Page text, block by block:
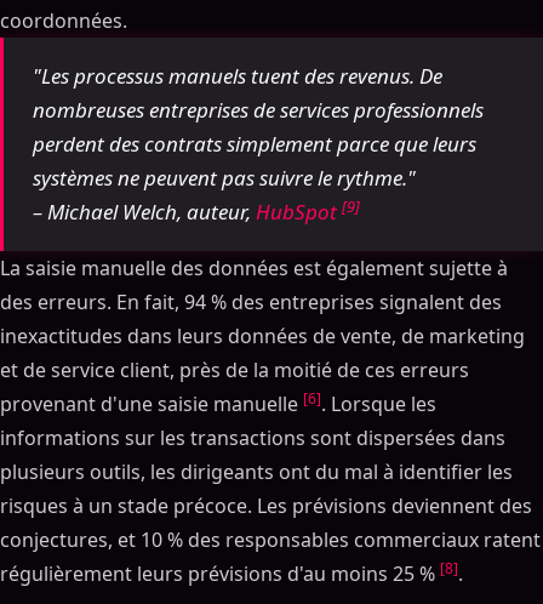
coordonnées.
"Les processus manuels tuent des revenus. De
nombreuses entreprises de services professionnels
perdent des contrats simplement parce que leurs
systèmes ne peuvent pas suivre le rythme."
– Michael Welch, auteur, HubSpot [9]
La saisie manuelle des données est également sujette à
des erreurs. En fait, 94 % des entreprises signalent des
inexactitudes dans leurs données de vente, de marketing
et de service client, près de la moitié de ces erreurs
provenant d'une saisie manuelle [6]. Lorsque les
informations sur les transactions sont dispersées dans
plusieurs outils, les dirigeants ont du mal à identifier les
risques à un stade précoce. Les prévisions deviennent des
conjectures, et 10 % des responsables commerciaux ratent
régulièrement leurs prévisions d'au moins 25 % [8].